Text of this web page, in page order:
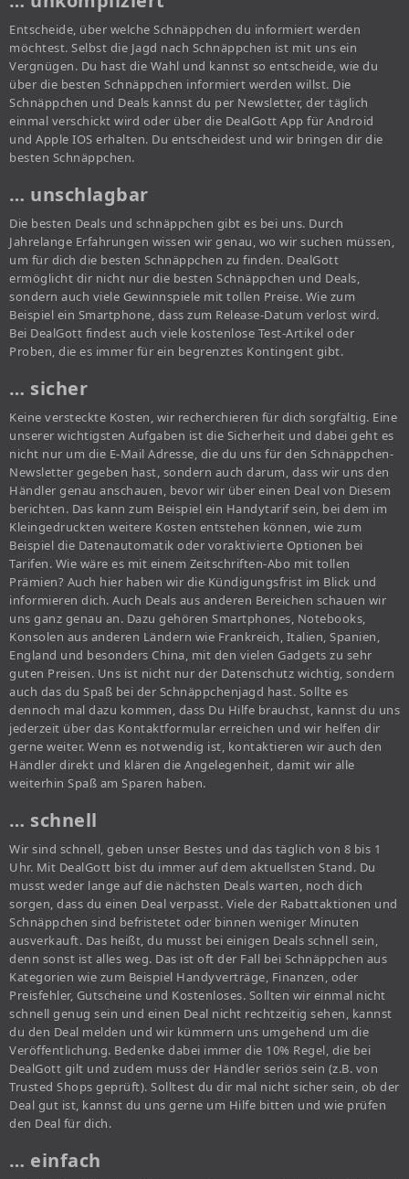
Entscheide, über welche Schnäppchen du informiert werden
möchtest. Selbst die Jagd nach Schnäppchen ist mit uns ein
Vergnügen. Du hast die Wahl und kannst so entscheide, wie du
über die besten Schnäppchen informiert werden willst. Die
Schnäppchen und Deals kannst du per Newsletter, der täglich
einmal verschickt wird oder über die DealGott App für Android
und Apple IOS erhalten. Du entscheidest und wir bringen dir die
besten Schnäppchen.
… unschlagbar
Die besten Deals und schnäppchen gibt es bei uns. Durch
Jahrelange Erfahrungen wissen wir genau, wo wir suchen müssen,
um für dich die besten Schnäppchen zu finden. DealGott
ermöglicht dir nicht nur die besten Schnäppchen und Deals,
sondern auch viele Gewinnspiele mit tollen Preise. Wie zum
Beispiel ein Smartphone, dass zum Release-Datum verlost wird.
Bei DealGott findest auch viele kostenlose Test-Artikel oder
Proben, die es immer für ein begrenztes Kontingent gibt.
… sicher
Keine versteckte Kosten, wir recherchieren für dich sorgfältig. Eine
unserer wichtigsten Aufgaben ist die Sicherheit und dabei geht es
nicht nur um die E-Mail Adresse, die du uns für den Schnäppchen-
Newsletter gegeben hast, sondern auch darum, dass wir uns den
Händler genau anschauen, bevor wir über einen Deal von Diesem
berichten. Das kann zum Beispiel ein Handytarif sein, bei dem im
Kleingedruckten weitere Kosten entstehen können, wie zum
Beispiel die Datenautomatik oder voraktivierte Optionen bei
Tarifen. Wie wäre es mit einem Zeitschriften-Abo mit tollen
Prämien? Auch hier haben wir die Kündigungsfrist im Blick und
informieren dich. Auch Deals aus anderen Bereichen schauen wir
uns ganz genau an. Dazu gehören Smartphones, Notebooks,
Konsolen aus anderen Ländern wie Frankreich, Italien, Spanien,
England und besonders China, mit den vielen Gadgets zu sehr
guten Preisen. Uns ist nicht nur der Datenschutz wichtig, sondern
auch das du Spaß bei der Schnäppchenjagd hast. Sollte es
dennoch mal dazu kommen, dass Du Hilfe brauchst, kannst du uns
jederzeit über das Kontaktformular erreichen und wir helfen dir
gerne weiter. Wenn es notwendig ist, kontaktieren wir auch den
Händler direkt und klären die Angelegenheit, damit wir alle
weiterhin Spaß am Sparen haben.
… schnell
Wir sind schnell, geben unser Bestes und das täglich von 8 bis 1
Uhr. Mit DealGott bist du immer auf dem aktuellsten Stand. Du
musst weder lange auf die nächsten Deals warten, noch dich
sorgen, dass du einen Deal verpasst. Viele der Rabattaktionen und
Schnäppchen sind befristetet oder binnen weniger Minuten
ausverkauft. Das heißt, du musst bei einigen Deals schnell sein,
denn sonst ist alles weg. Das ist oft der Fall bei Schnäppchen aus
Kategorien wie zum Beispiel Handyverträge, Finanzen, oder
Preisfehler, Gutscheine und Kostenloses. Sollten wir einmal nicht
schnell genug sein und einen Deal nicht rechtzeitig sehen, kannst
du den Deal melden und wir kümmern uns umgehend um die
Veröffentlichung. Bedenke dabei immer die 10% Regel, die bei
DealGott gilt und zudem muss der Händler seriös sein (z.B. von
Trusted Shops geprüft). Solltest du dir mal nicht sicher sein, ob der
Deal gut ist, kannst du uns gerne um Hilfe bitten und wie prüfen
den Deal für dich.
… einfach